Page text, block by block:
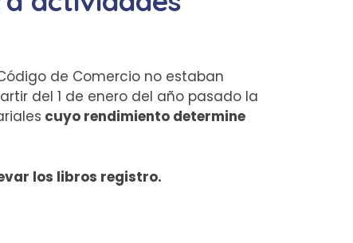
de Comercio no estaban
del 1 de enero del año pasado la
cuyo rendimiento determine
los libros registro.